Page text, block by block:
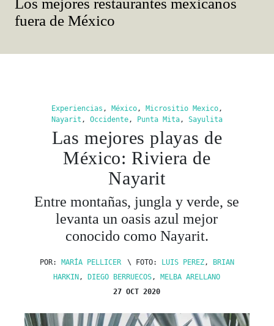
fuera de México
Experiencias , México, Micrositio Mexico,
Nayarit , Occidente, Punta Mita, Sayulita
Las mejores playas de
México: Riviera de
Nayarit
Entre montañas, jungla y verde, se
levanta un oasis azul mejor
conocido como Nayarit.
POR: MARÍA PELLICER \ FOTO: LUIS PEREZ, BRIAN
HARKIN ,DIEGO BERRUECOS ,MELBA ARELLANO
27 OCT 2020